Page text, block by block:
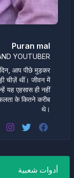
Puran mal
YOUTUBER
आप पीछे मुड़कर
चीज़ें थीं। जीवन में
यह एहसास ही नहीं
के कितने करीब
थे।
أدوات شعبية